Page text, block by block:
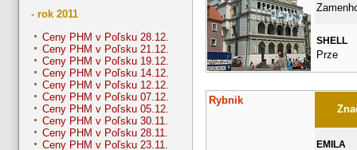
- rok 2011
Ceny PHM v Poľsku 28.12.
Ceny PHM v Poľsku 21.12.
Ceny PHM v Poľsku 19.12.
Ceny PHM v Poľsku 14.12.
Ceny PHM v Poľsku 12.12.
Ceny PHM v Poľsku 07.12.
Ceny PHM v Poľsku 05.12.
Ceny PHM v Poľsku 30.11.
Ceny PHM v Poľsku 28.11.
Ceny PHM v Poľsku 23.11.
SHELL
Prze
Rybnik
EMILA